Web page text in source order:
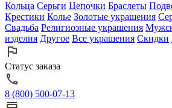
Кольца Серьги Цепочки Браслеты
Крестики Колье Золотые украшения
Свадьба Религиозные украшения
изделия Другое Все украшения Скидки
Статус заказа
8 (800) 500-07-13